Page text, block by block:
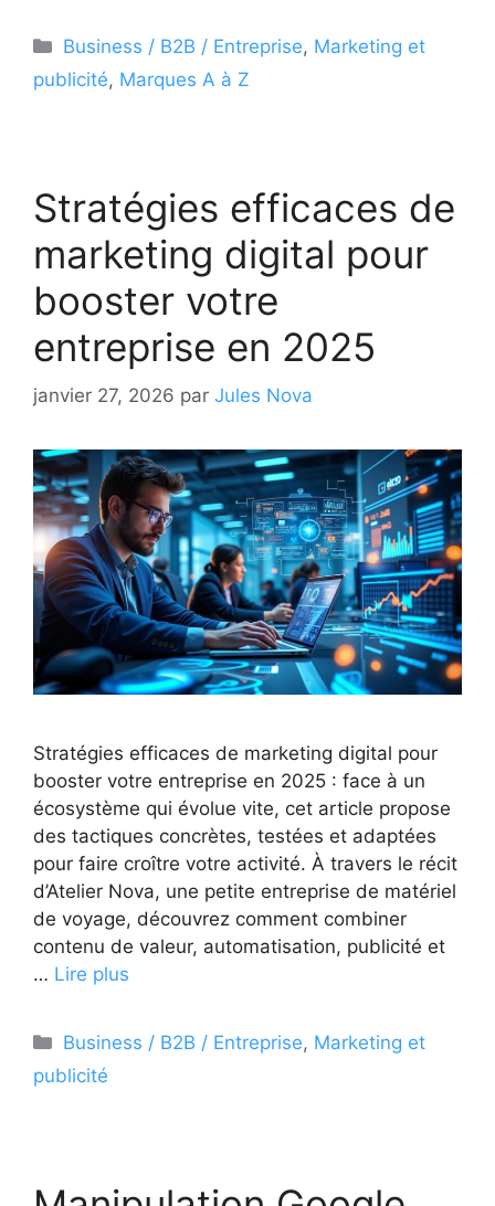
Catégories
Business / B2B / Entreprise, Marketing et
publicité, Marques A à Z
Stratégies efficaces de
marketing digital pour
booster votre
entreprise en 2025
janvier 27, 2026 par Jules Nova
Stratégies efficaces de marketing digital pour
booster votre entreprise en 2025 : face à un
écosystème qui évolue vite, cet article propose
des tactiques concrètes, testées et adaptées
pour faire croître votre activité. À travers le récit
d’Atelier Nova, une petite entreprise de matériel
de voyage, découvrez comment combiner
contenu de valeur, automatisation, publicité et
… Lire plus
Catégories
Business / B2B / Entreprise, Marketing et
publicité